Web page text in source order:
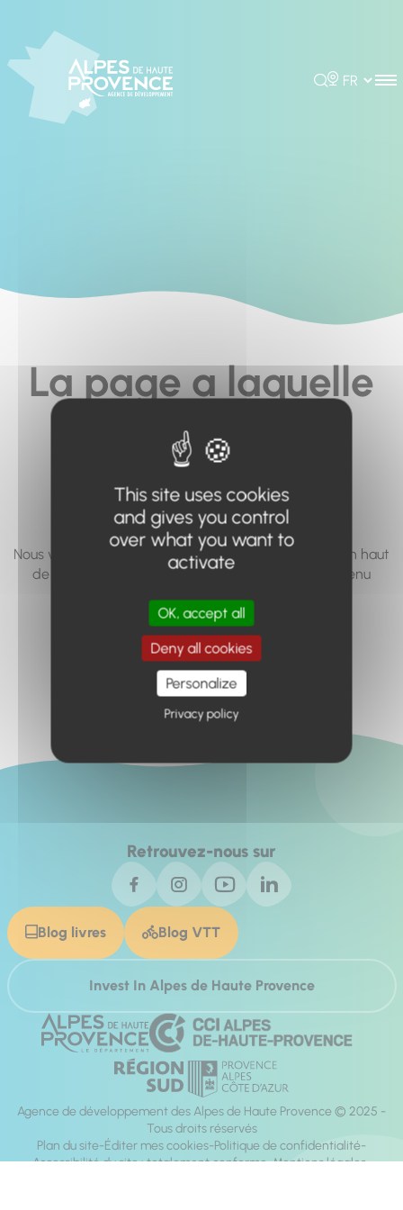
Rechercher
Choisir la
La page a laquelle
vous cherchez à
accéder n'existe
pas... ou plus.
Nous vous invitons à utiliser le moteur de recherche en haut
de page, ou à utiliser le menu pour trouver le contenu
Retour à l'accueil
Retrouvez-nous sur
Blog livres Blog VTT
Invest In Alpes de Haute Provence
Agence de développement des Alpes de Haute Provence © 2025 -
Tous droits réservés
Plan du site Éditer mes cookies Politique de confidentialité
Accessibilité du site : totalement conforme Mentions légales
This site uses cookies
and gives you control
over what you want to
activate
OK, accept all
Deny all cookies
Personalize
Privacy policy